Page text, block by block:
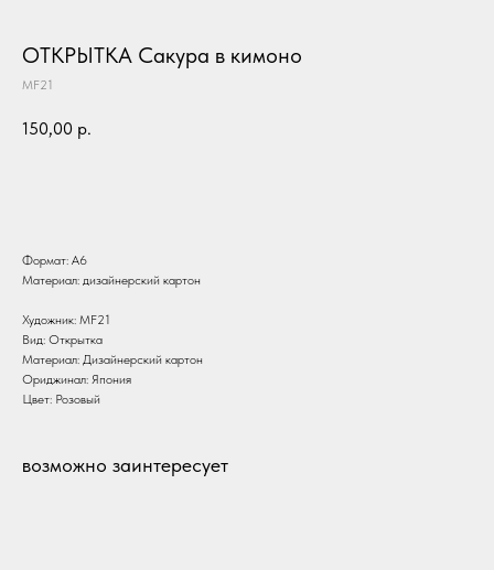
ОТКРЫТКА Сакура в кимоно
MF21
150,00 р.
Формат: А6
Материал: дизайнерский картон
Художник: MF21
Вид: Открытка
Материал: Дизайнерский картон
Ориджинал: Япония
Цвет: Розовый
возможно заинтересует